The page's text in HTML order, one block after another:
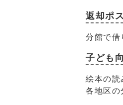
返却ポ
分館で借
子ども
絵本の読
各地区の